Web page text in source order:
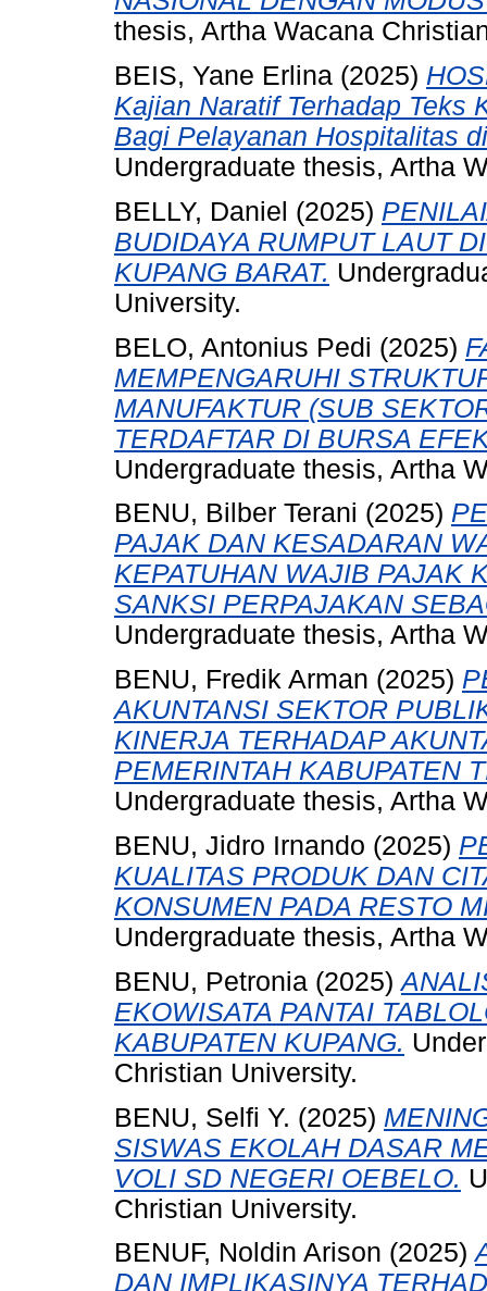
thesis, Artha Wacana
BEIS, Yane Erlina (2025)
Kajian Naratif Terhadap Teks
Bagi Pelayanan Hospitalitas
Undergraduate thesis, Artha
BELLY, Daniel (2025)
BUDIDAYA RUMPUT LAUT
KUPANG BARAT.
University.
BELO, Antonius Pedi (2025)
MEMPENGARUHI
MANUFAKTUR (SUB
TERDAFTAR DI BURSA
Undergraduate thesis, Artha
BENU, Bilber Terani (2025)
PAJAK DAN KESADARAN
KEPATUHAN WAJIB PAJAK
SANKSI PERPAJAKAN
Undergraduate thesis, Artha
BENU, Fredik Arman (2025)
AKUNTANSI SEKTOR
KINERJA TERHADAP
PEMERINTAH KABUPATEN
Undergraduate thesis, Artha
BENU, Jidro Irnando (2025)
KUALITAS PRODUK DAN
KONSUMEN PADA RESTO
Undergraduate thesis, Artha
BENU, Petronia (2025)
EKOWISATA PANTAI
KABUPATEN KUPANG.
Christian University.
BENU, Selfi Y. (2025)
SISWAS EKOLAH DASAR
VOLI SD NEGERI OEBELO.
Christian University.
BENUF, Noldin Arison (2025)
DAN IMPLIKASINYA